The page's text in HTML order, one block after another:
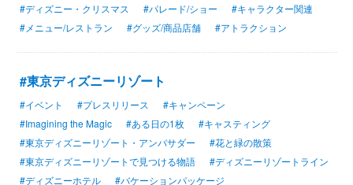
#ディズニー・クリスマス
#パレード/ショー
#キャラクター関連
#メニュー/レストラン
#グッズ/商品店舗 #アトラクション
#東京ディズニーリゾート
#イベント #プレスリリース
#キャンペーン
#Imagining the Magic
#ある日の1枚
#キャスティング
#東京ディズニーリゾート・アンバサダー
#花と緑の散策
#東京ディズニーリゾートで見つける物語
#ディズニーリゾートライン
#ディズニーホテル
#バケーションパッケージ